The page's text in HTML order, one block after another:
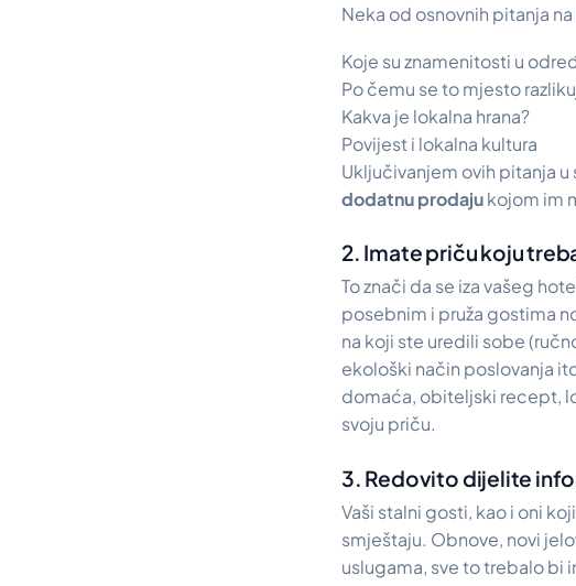
Neka od osnovnih pitanja
Koje su znamenitosti u
Po čemu se to mjesto
Kakva je lokalna hrana?
Povijest i lokalna kultura
Uključivanjem ovih pitanja
dodatnu prodajukojom im
2. Imate priču koju
To znači da se iza vašeg
posebnim i pruža gostima
na koji ste uredili sobe
ekološki način poslovanja
domaća, obiteljski recept,
svoju priču.
3. Redovito dijelite
Vaši stalni gosti, kao i oni
smještaju. Obnove, novi
uslugama, sve to trebalo bi